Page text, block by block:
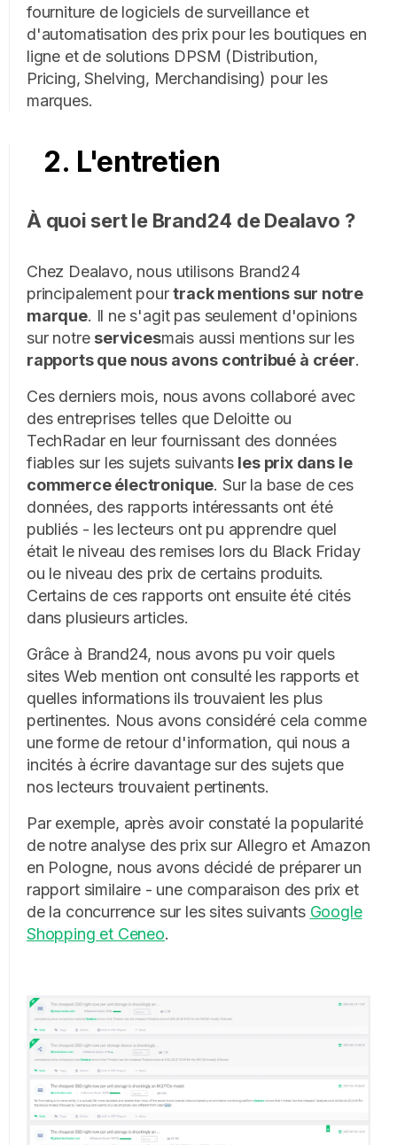
fourniture de logiciels de surveillance et
d'automatisation des prix pour les boutiques en
ligne et de solutions DPSM (Distribution,
Pricing, Shelving, Merchandising) pour les
marques.
2. L'entretien
À quoi sert le Brand24 de Dealavo ?
Chez Dealavo, nous utilisons Brand24
principalement pourtrack mentions sur notre
marque. Il ne s'agit pas seulement d'opinions
sur notre servicesmais aussi mentions sur les
rapports que nous avons contribué à créer.
Ces derniers mois, nous avons collaboré avec
des entreprises telles que Deloitte ou
TechRadar en leur fournissant des données
fiables sur les sujets suivants les prix dans le
commerce électronique. Sur la base de ces
données, des rapports intéressants ont été
publiés - les lecteurs ont pu apprendre quel
était le niveau des remises lors du Black Friday
ou le niveau des prix de certains produits.
Certains de ces rapports ont ensuite été cités
dans plusieurs articles.
Grâce à Brand24, nous avons pu voir quels
sites Web mention ont consulté les rapports et
quelles informations ils trouvaient les plus
pertinentes. Nous avons considéré cela comme
une forme de retour d'information, qui nous a
incités à écrire davantage sur des sujets que
nos lecteurs trouvaient pertinents.
Par exemple, après avoir constaté la popularité
de notre analyse des prix sur Allegro et Amazon
en Pologne, nous avons décidé de préparer un
rapport similaire - une comparaison des prix et
de la concurrence sur les sites suivants Google
Shopping et Ceneo.